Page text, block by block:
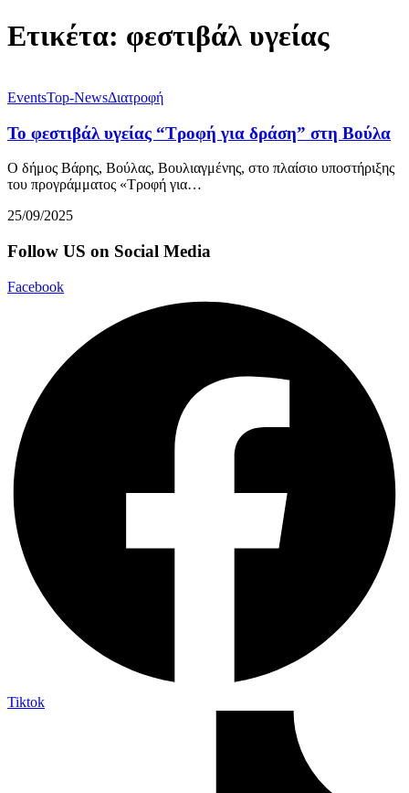
Ετικέτα: φεστιβάλ υγείας
EventsTop-NewsΔιατροφή
Το φεστιβάλ υγείας “Τροφή για δράση” στη Βούλα
Ο δήμος Βάρης, Βούλας, Βουλιαγμένης, στο πλαίσιο υποστήριξης
του προγράμματος «Τροφή για…
25/09/2025
Follow US on Social Media
Facebook
Tiktok